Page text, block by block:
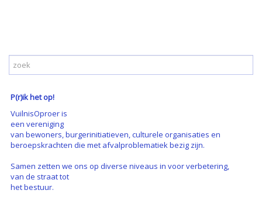
P(r)ik het op!
VuilnisOproer is
een vereniging
van bewoners, burgerinitiatieven, culturele organisaties en
beroepskrachten die met afvalproblematiek bezig zijn.
Samen zetten we ons op diverse niveaus in voor verbetering,
van de straat tot
het bestuur.